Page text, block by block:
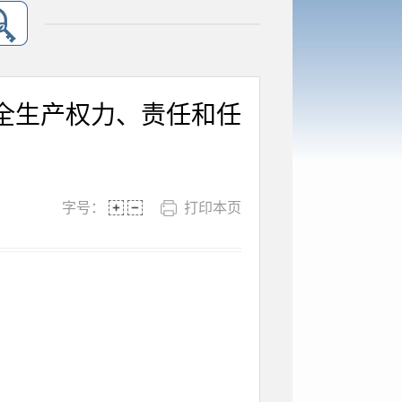
生产权力、责任和任
字号： 打印本页